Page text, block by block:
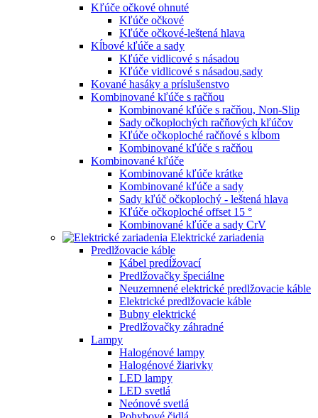
Kľúče očkové ohnuté
Kľúče očkové
Kľúče očkové-leštená hlava
Kĺbové kľúče a sady
Kľúče vidlicové s násadou
Kľúče vidlicové s násadou,sady
Kované hasáky a príslušenstvo
Kombinované kľúče s račňou
Kombinované kľúče s račňou, Non-Slip
Sady očkoplochých račňových kľúčov
Kľúče očkoploché račňové s kĺbom
Kombinované kľúče s račňou
Kombinované kľúče
Kombinované kľúče krátke
Kombinované kľúče a sady
Sady kľúč očkoplochý - leštená hlava
Kľúče očkoploché offset 15 °
Kombinované kľúče a sady CrV
Elektrické zariadenia
Predlžovacie káble
Kábel predĺžovací
Predlžovačky špeciálne
Neuzemnené elektrické predlžovacie káble
Elektrické predlžovacie káble
Bubny elektrické
Predlžovačky záhradné
Lampy
Halogénové lampy
Halogénové žiarivky
LED lampy
LED svetlá
Neónové svetlá